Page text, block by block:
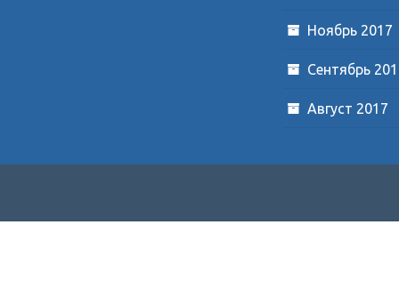
Ноябрь 2017
Сентябрь
Август 2017